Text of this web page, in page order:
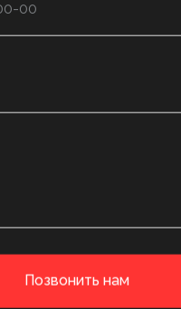
Позвонить нам
ХИТ